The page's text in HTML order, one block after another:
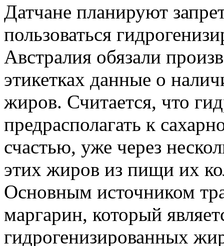
Датчане планируют
пользоваться
Австралия обязали
этикетках данные о
жиров. Считается, что
предрасполагать к
счастью, уже через
этих жиров из пищи их
Основным источником
мaргарин, который
гидрогенизированных